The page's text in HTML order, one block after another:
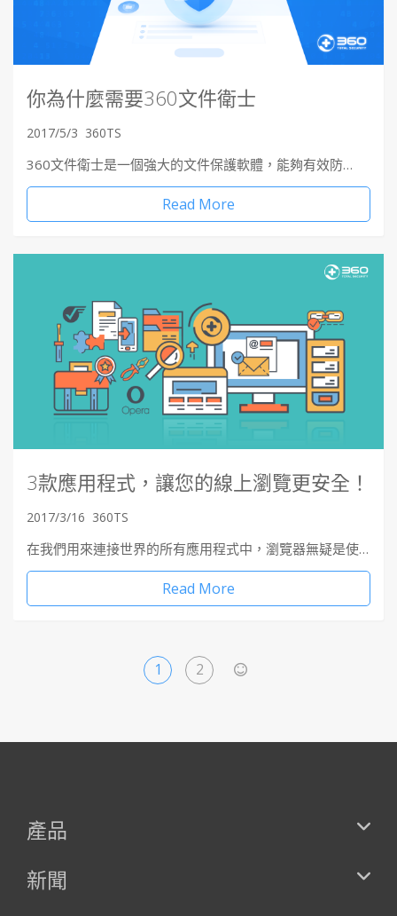
你為什麼需要360文件衛士
2017/5/3 360TS
360文件衛士是一個強大的文件保護軟體，能夠有效防…
Read More
3款應用程式，讓您的線上瀏覽更安全！
2017/3/16 360TS
在我們用來連接世界的所有應用程式中，瀏覽器無疑是使…
Read More
1 2
產品
新聞